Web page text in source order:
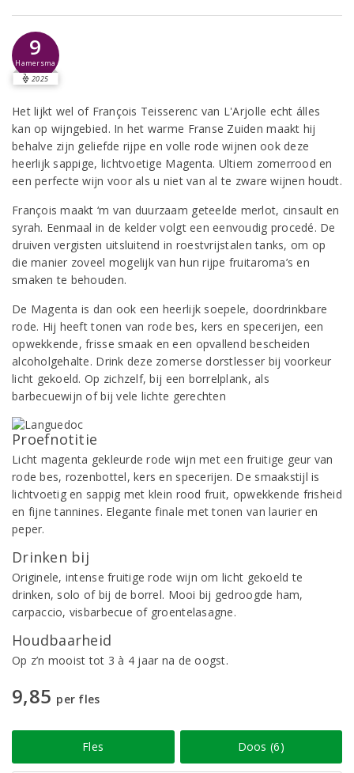
9
Hamersma
2025
Het lijkt wel of François Teisserenc van L'Arjolle echt álles
kan op wijngebied. In het warme Franse Zuiden maakt hij
behalve zijn geliefde rijpe en volle rode wijnen ook deze
heerlijk sappige, lichtvoetige Magenta. Ultiem zomerrood en
een perfecte wijn voor als u niet van al te zware wijnen houdt.
François maakt ‘m van duurzaam geteelde merlot, cinsault en
syrah. Eenmaal in de kelder volgt een eenvoudig procedé. De
druiven vergisten uitsluitend in roestvrijstalen tanks, om op
die manier zoveel mogelijk van hun rijpe fruitaroma’s en
smaken te behouden.
De Magenta is dan ook een heerlijk soepele, doordrinkbare
rode. Hij heeft tonen van rode bes, kers en specerijen, een
opwekkende, frisse smaak en een opvallend bescheiden
alcoholgehalte. Drink deze zomerse dorstlesser bij voorkeur
licht gekoeld. Op zichzelf, bij een borrelplank, als
barbecuewijn of bij vele lichte gerechten
Proefnotitie
Licht magenta gekleurde rode wijn met een fruitige geur van
rode bes, rozenbottel, kers en specerijen. De smaakstijl is
lichtvoetig en sappig met klein rood fruit, opwekkende frisheid
en fijne tannines. Elegante finale met tonen van laurier en
peper.
Drinken bij
Originele, intense fruitige rode wijn om licht gekoeld te
drinken, solo of bij de borrel. Mooi bij gedroogde ham,
carpaccio, visbarbecue of groentelasagne.
Houdbaarheid
Op z’n mooist tot 3 à 4 jaar na de oogst.
9,85 per fles
Fles Doos (6)